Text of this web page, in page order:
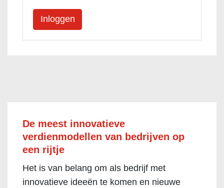
De meest innovatieve
verdienmodellen van bedrijven op
een rijtje
Het is van belang om als bedrijf met
innovatieve ideeën te komen en nieuwe